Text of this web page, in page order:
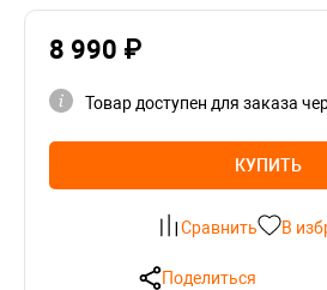
8 990 ₽
Товар доступен для заказа
КУПИТЬ
Сравнить В
Поделиться